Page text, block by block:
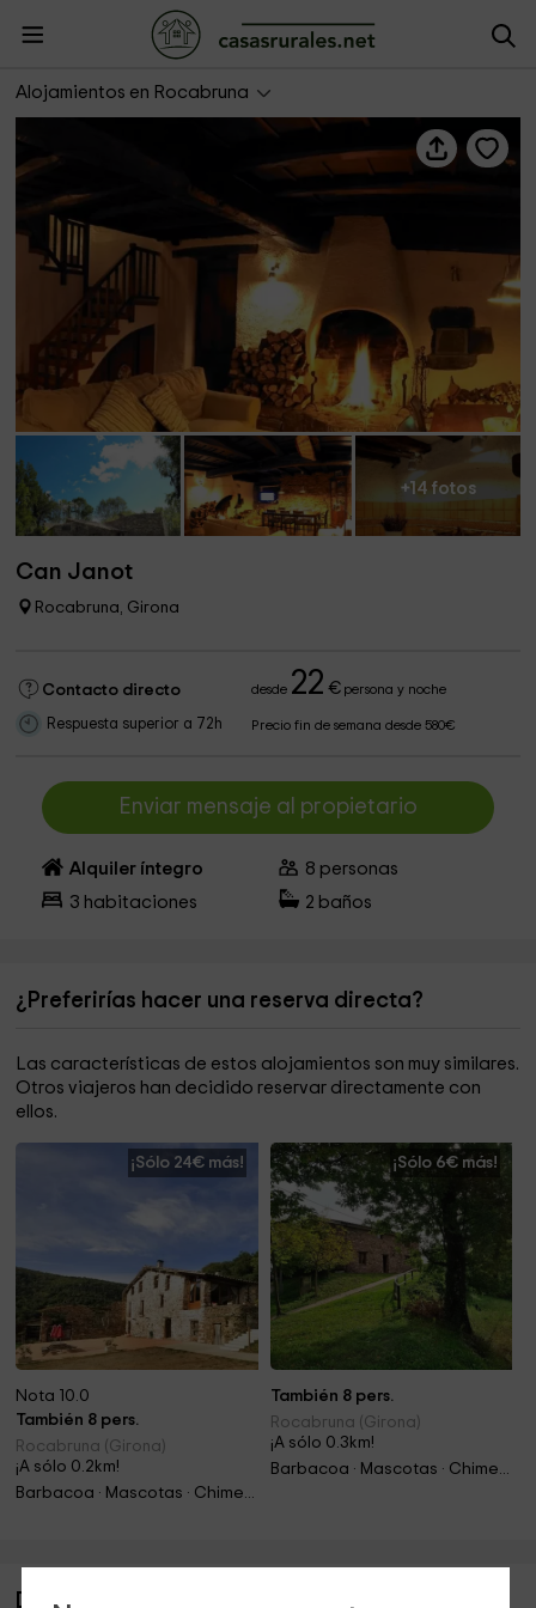
Alojamientos en Rocabruna
+14 fotos
Can Janot
Rocabruna, Girona
Contacto directo desde 22 €persona y noche
Respuesta superior a 72h Precio fin de semana desde 580€
Enviar mensaje al propietario
Alquiler íntegro 8 personas
3 habitaciones 2 baños
¿Preferirías hacer una reserva directa?
Las características de estos alojamientos son muy similares.
Otros viajeros han decidido reservar directamente con
ellos.
¡Sólo 24€ más!
Nota 10.0
También 8 pers.
Rocabruna (Girona)
¡A sólo 0.2km!
Barbacoa · Mascotas · Chimenea
¡Sólo 6€ más!
También 8 pers.
Rocabruna (Girona)
¡A sólo 0.3km!
Barbacoa · Mascotas · Chimenea
Descripción de Can Janot